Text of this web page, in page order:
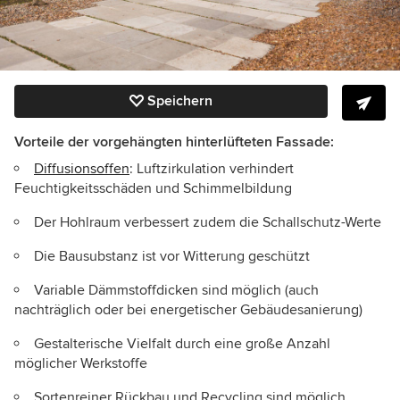
Speichern
Vorteile der vorgehängten hinterlüfteten Fassade:
Diffusionsoffen: Luftzirkulation verhindert
Feuchtigkeitsschäden und Schimmelbildung
Der Hohlraum verbessert zudem die Schallschutz-Werte
Die Bausubstanz ist vor Witterung geschützt
Variable Dämmstoffdicken sind möglich (auch
nachträglich oder bei energetischer Gebäudesanierung)
Gestalterische Vielfalt durch eine große Anzahl
möglicher Werkstoffe